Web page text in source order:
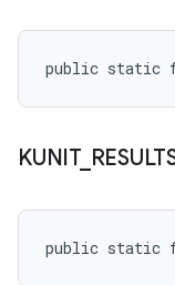
public static
KUNIT_
public static